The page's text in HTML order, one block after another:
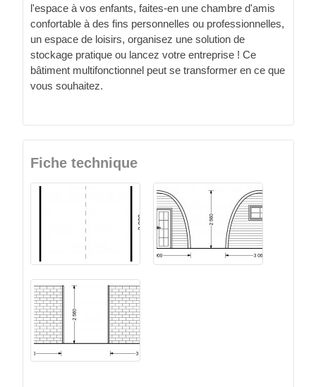
l'espace à vos enfants, faites-en une chambre d'amis
confortable à des fins personnelles ou professionnelles,
un espace de loisirs, organisez une solution de
stockage pratique ou lancez votre entreprise ! Ce
bâtiment multifonctionnel peut se transformer en ce que
vous souhaitez.
Fiche technique